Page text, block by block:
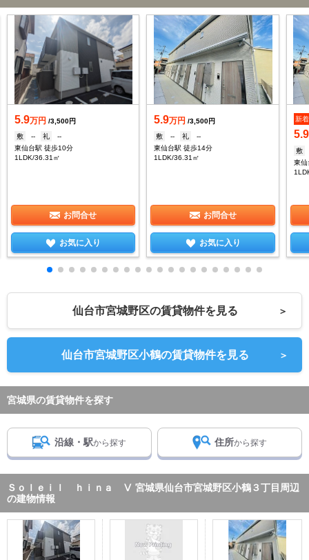
5.9万円 /3,500円
敷
-- 礼
--
東仙台駅 徒歩10分
1LDK/36.31㎡
お問合せ
お気に入り
5.9万円 /3,500円
敷
-- 礼
--
東仙台駅 徒歩14分
1LDK/36.31㎡
お問合せ
お気に入り
新着
5.9
敷
東
仙台市宮城野区の賃貸物件を見る ＞
仙台市宮城野区小鶴の賃貸物件を見る ＞
宮城県の賃貸物件を探す
沿線・駅から探す 住所から探す
Ｓｏｌｅｉｌ ｈｉｎａ Ⅴ 宮城県仙台市宮城野区小鶴３丁目周辺
の建物情報